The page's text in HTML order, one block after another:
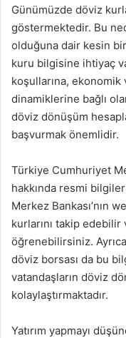
Günümüzde döviz
göstermektedir. Bu
olduğuna dair kesin
kuru bilgisine ihtiyaç
koşullarına,
dinamiklerine bağlı
döviz dönüşüm
başvurmak önemlidir.
Türkiye Cumhuriyet
hakkında resmi
Merkez Bankası’nın
kurlarını takip edebilir
öğrenebilirsiniz.
döviz borsası da bu
vatandaşların döviz
kolaylaştırmaktadır.
Yatırım yapmayı